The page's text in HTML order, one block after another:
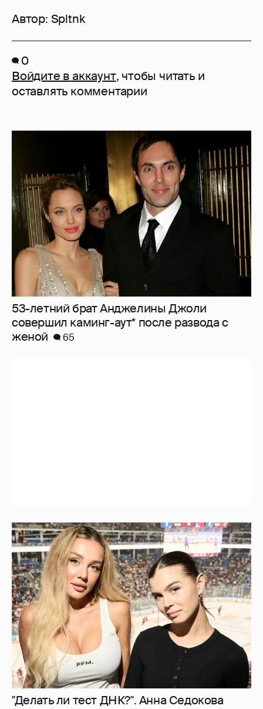
Автор: Spltnk
0
Войдите в аккаунт, чтобы читать и
оставлять комментарии
53-летний брат Анджелины Джоли
совершил каминг-аут* после развода с
женой
65
"Делать ли тест ДНК?". Анна Седокова
ответила на слухи о том, что не является
биологической матерью старшей дочери
8